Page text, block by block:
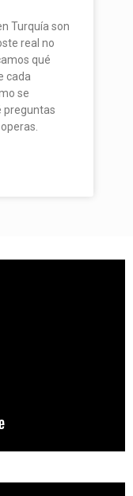
Turquía son
real no
qué
cada
se
preguntas